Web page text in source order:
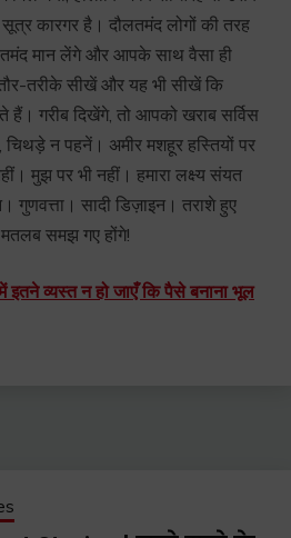
कारगर है। दौलतमंद लोगों की तरह
मान लेंगे और आपके साथ वैसा ही
तरीके सीखें और यह भी सीखें कि
गरीब दिखेंगे, तो आपको खराब सर्विस
न पहनें। अमीर मशहूर हस्तियों पर
मुझ पर भी नहीं। हमारा लक्ष्य संयत
गुणवत्ता। सादी डिज़ाइन। तराशे हुए
समझ गए होंगे!
इतने व्यस्त न हो जाएँ कि पैसे बनाना भूल